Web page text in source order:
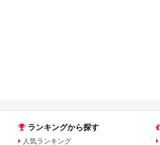
ランキングから探す
人気ランキング